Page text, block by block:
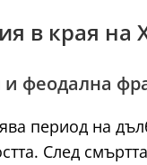
в края на
феодална
период на
След